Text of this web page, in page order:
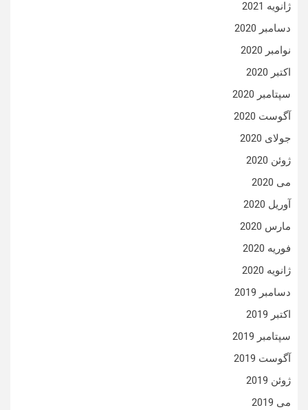
ژانویه 2021
دسامبر 2020
نوامبر 2020
اکتبر 2020
سپتامبر 2020
آگوست 2020
جولای 2020
ژوئن 2020
می 2020
آوریل 2020
مارس 2020
فوریه 2020
ژانویه 2020
دسامبر 2019
اکتبر 2019
سپتامبر 2019
آگوست 2019
ژوئن 2019
می 2019